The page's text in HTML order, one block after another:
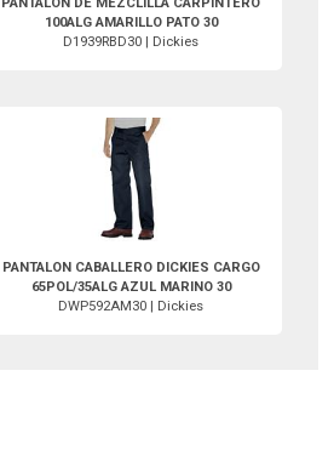
PANTALON DE MEZCLILLA CARPINTERO
100ALG AMARILLO PATO 30
D1939RBD30 | Dickies
PANTALON CABALLERO DICKIES CARGO
65POL/35ALG AZUL MARINO 30
DWP592AM30 | Dickies